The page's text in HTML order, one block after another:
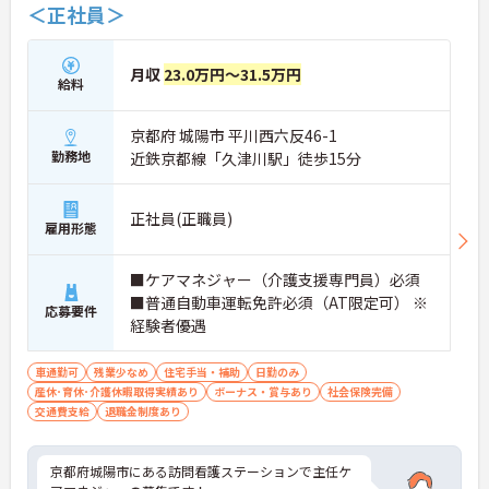
＜正社員＞
給料 月収 23.0万円～31.5万円
勤務地
京都府 城陽市 平川西六反46-1
近鉄京都線「久津川駅」徒歩15分
雇用形態 正社員(正職員)
応募要件
■ケアマネジャー（介護支援専門員）必須
■普通自動車運転免許必須（AT限定可） ※
経験者優遇
車通勤可 残業少なめ 住宅手当・補助
日勤のみ
産休･育休･介護休暇取得実績あり
ボーナス・賞与あり
社会保険完備
交通費支給
退職金制度あり
京都府城陽市にある訪問看護ステーションで主任ケ